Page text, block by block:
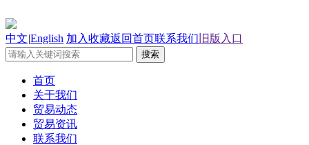
中文|English 加入收藏返回首页联系我们 旧版入口
首页
关于我们
贸易动态
贸易资讯
联系我们